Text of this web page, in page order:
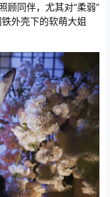
顾同伴，尤其对“柔弱”
外壳下的软萌大姐